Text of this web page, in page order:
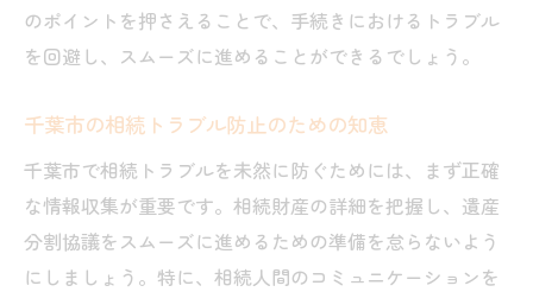
のポイントを押さえることで、手続きにおけるトラブル
を回避し、スムーズに進めることができるでしょう。
千葉市の相続トラブル防止のための知恵
千葉市で相続トラブルを未然に防ぐためには、まず正確
な情報収集が重要です。相続財産の詳細を把握し、遺産
分割協議をスムーズに進めるための準備を怠らないよう
にしましょう。特に、相続人間のコミュニケーションを